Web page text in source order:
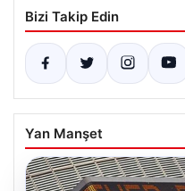
Bizi Takip Edin
Yan Manşet